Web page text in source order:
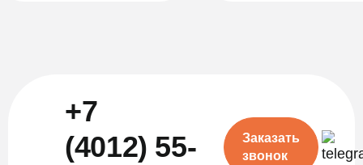
+7
(4012) 55-
Заказать
звонок